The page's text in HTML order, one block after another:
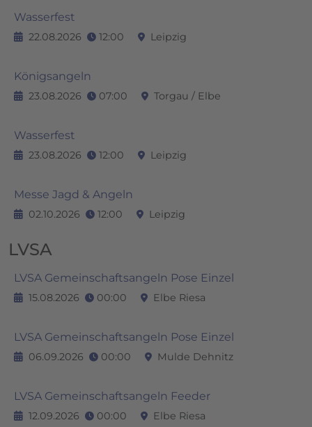
Wasserfest
22.08.2026 12:00 Leipzig
Königsangeln
23.08.2026 07:00 Torgau / Elbe
Wasserfest
23.08.2026 12:00 Leipzig
Messe Jagd & Angeln
02.10.2026 12:00 Leipzig
LVSA
LVSA Gemeinschaftsangeln Pose Einzel
15.08.2026 00:00 Elbe Riesa
LVSA Gemeinschaftsangeln Pose Einzel
06.09.2026 00:00 Mulde Dehnitz
LVSA Gemeinschaftsangeln Feeder
12.09.2026 00:00 Elbe Riesa